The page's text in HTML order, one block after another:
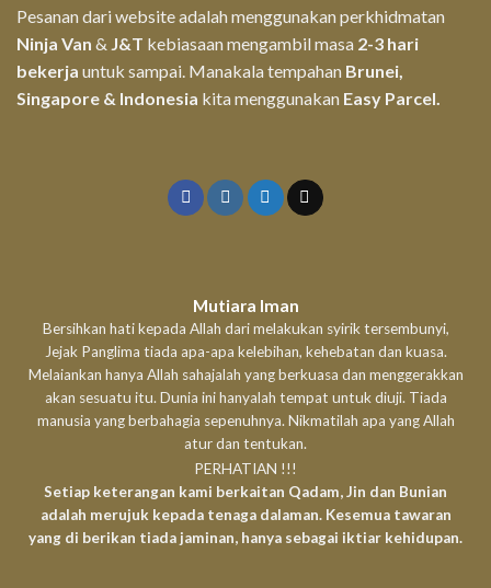
Pesanan dari website adalah menggunakan perkhidmatan
Ninja Van & J&T kebiasaan mengambil masa 2-3 hari
bekerja untuk sampai. Manakala tempahan Brunei,
Singapore & Indonesia kita menggunakan Easy Parcel.
Mutiara Iman
Bersihkan hati kepada Allah dari melakukan syirik tersembunyi,
Jejak Panglima tiada apa-apa kelebihan, kehebatan dan kuasa.
Melaiankan hanya Allah sahajalah yang berkuasa dan menggerakkan
akan sesuatu itu. Dunia ini hanyalah tempat untuk diuji. Tiada
manusia yang berbahagia sepenuhnya. Nikmatilah apa yang Allah
atur dan tentukan.
PERHATIAN !!!
Setiap keterangan kami berkaitan Qadam, Jin dan Bunian
adalah merujuk kepada tenaga dalaman. Kesemua tawaran
yang di berikan tiada jaminan, hanya sebagai iktiar kehidupan.